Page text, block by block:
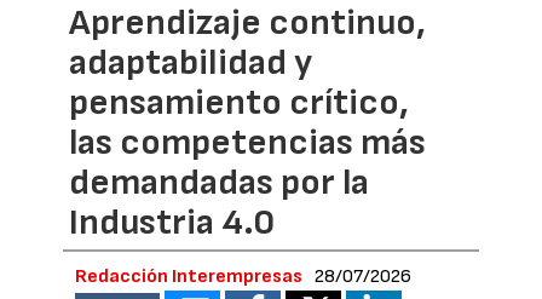
Aprendizaje continuo,
adaptabilidad y
pensamiento crítico,
las competencias más
demandadas por la
Industria 4.0
Redacción Interempresas 28/07/2026